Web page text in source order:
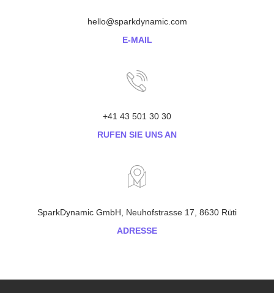
hello@sparkdynamic.com
E-MAIL
+41 43 501 30 30
RUFEN SIE UNS AN
SparkDynamic GmbH, Neuhofstrasse 17, 8630 Rüti
ADRESSE